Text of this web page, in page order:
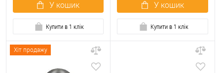
У кошик
Купити в 1 клік
У кошик
Купити в 1 клік
Хіт продажу